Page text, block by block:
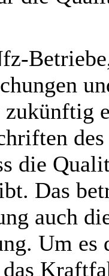
die
Das
auch
Um